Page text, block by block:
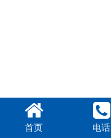
首页 电话